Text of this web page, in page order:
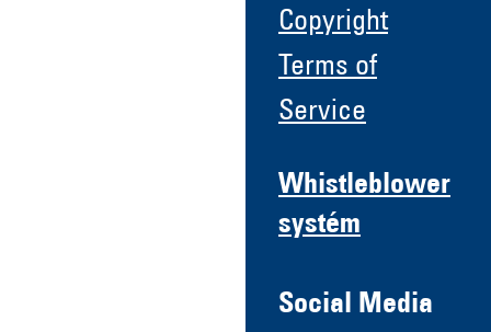
Copyright
Terms of
Service
Whistleblower
systém
Social Media